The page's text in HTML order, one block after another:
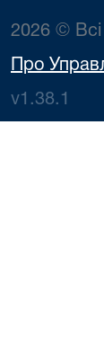
2026 © Всі
Про
v1.38.1